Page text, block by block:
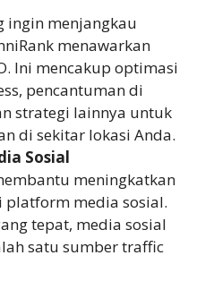
ingin menjangkau
menawarkan
Ini mencakup optimasi
pencantuman di
strategi lainnya untuk
di sekitar lokasi Anda.
Sosial
meningkatkan
media sosial.
tepat, media sosial
satu sumber traffic